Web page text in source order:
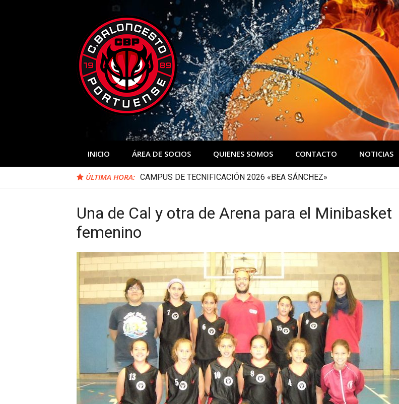
INICIO ÁREA DE SOCIOS QUIENES SOMOS CONTACTO NOTICIAS
ÚLTIMA HORA: CAMPUS DE TECNIFICACIÓN 2026 «BEA SÁNCHEZ»
Una de Cal y otra de Arena para el Minibasket
femenino